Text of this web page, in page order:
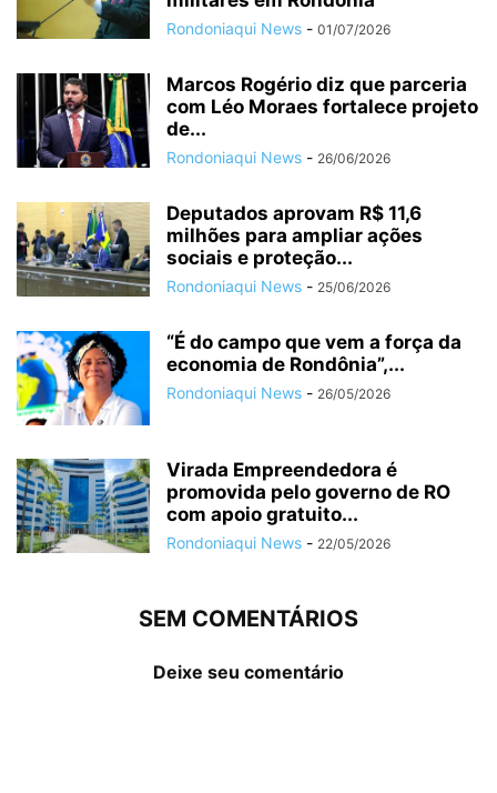
Rondoniaqui News - 01/07/2026
Marcos Rogério diz que parceria
com Léo Moraes fortalece projeto
de...
Rondoniaqui News - 26/06/2026
Deputados aprovam R$ 11,6
milhões para ampliar ações
sociais e proteção...
Rondoniaqui News - 25/06/2026
“É do campo que vem a força da
economia de Rondônia”,...
Rondoniaqui News - 26/05/2026
Virada Empreendedora é
promovida pelo governo de RO
com apoio gratuito...
Rondoniaqui News - 22/05/2026
SEM COMENTÁRIOS
Deixe seu comentário